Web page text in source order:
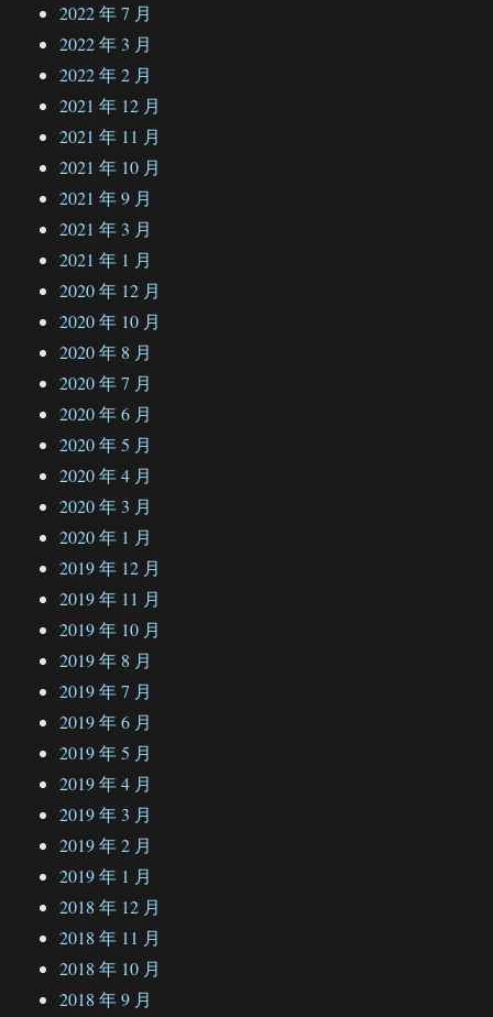
2022 年 7 月
2022 年 3 月
2022 年 2 月
2021 年 12 月
2021 年 11 月
2021 年 10 月
2021 年 9 月
2021 年 3 月
2021 年 1 月
2020 年 12 月
2020 年 10 月
2020 年 8 月
2020 年 7 月
2020 年 6 月
2020 年 5 月
2020 年 4 月
2020 年 3 月
2020 年 1 月
2019 年 12 月
2019 年 11 月
2019 年 10 月
2019 年 8 月
2019 年 7 月
2019 年 6 月
2019 年 5 月
2019 年 4 月
2019 年 3 月
2019 年 2 月
2019 年 1 月
2018 年 12 月
2018 年 11 月
2018 年 10 月
2018 年 9 月